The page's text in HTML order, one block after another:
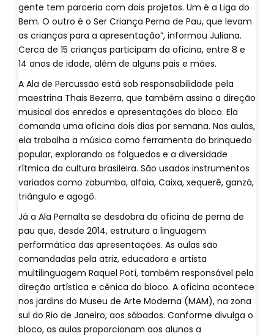
gente tem parceria com dois projetos. Um é a Liga do
Bem. O outro é o Ser Criança Perna de Pau, que levam
as crianças para a apresentação”, informou Juliana.
Cerca de 15 crianças participam da oficina, entre 8 e
14 anos de idade, além de alguns pais e mães.
A Ala de Percussão está sob responsabilidade pela
maestrina Thais Bezerra, que também assina a direção
musical dos enredos e apresentações do bloco. Ela
comanda uma oficina dois dias por semana. Nas aulas,
ela trabalha a música como ferramenta do brinquedo
popular, explorando os folguedos e a diversidade
rítmica da cultura brasileira. São usados instrumentos
variados como zabumba, alfaia, Caixa, xequerê, ganzá,
triângulo e agogô.
Já a Ala Pernalta se desdobra da oficina de perna de
pau que, desde 2014, estrutura a linguagem
performática das apresentações. As aulas são
comandadas pela atriz, educadora e artista
multilinguagem Raquel Potí, também responsável pela
direção artística e cênica do bloco. A oficina acontece
nos jardins do Museu de Arte Moderna (MAM), na zona
sul do Rio de Janeiro, aos sábados. Conforme divulga o
bloco, as aulas proporcionam aos alunos a